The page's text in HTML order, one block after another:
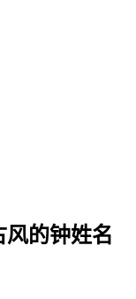
的钟姓名